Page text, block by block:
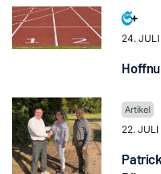
24.
22.